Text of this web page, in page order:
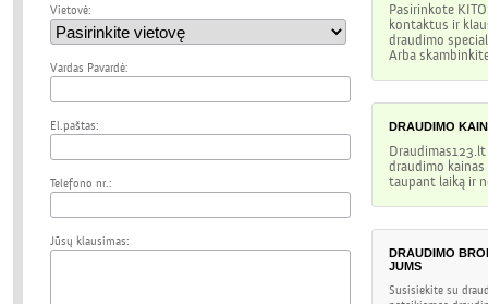
Vietovė:
Vardas Pavardė:
El.paštas:
Telefono nr.:
Jūsų klausimas:
Pasirinkote
kontaktus ir
draudimo
Arba
DRAUDIMO
draudimo
taupant laiką ir
DRAUDIMO
JUMS
Susisiekite su